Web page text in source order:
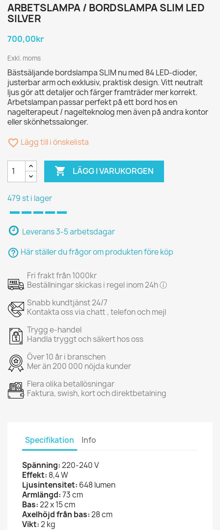
ARBETSLAMPA / BORDSLAMPA SLIM LED
SILVER
700,00kr
Exkl. moms
Bästsäljande bordslampa SLIM nu med 84 LED-dioder,
justerbar arm och exklusiv, praktisk design. Vitt neutralt
ljus gör att detaljer och färger framträder mer korrekt.
Arbetslampan passar perfekt på ett bord hos en
nagelterapeut / nagelteknolog men även på andra kontor
eller skönhetssalonger.
favorite_border Lägg till i önskelista
 LÄGG I VARUKORGEN
479 st i lager
Leverans 3-5 arbetsdagar
help_outline Här ställer du frågor om produkten före köp
Fri frakt från 1000kr
Beställningar skickas i regel inom 24h ⓘ
Snabb kundtjänst 24/7
Kontakta oss via chatt , telefon och mejl
Trygg e-handel
Handla tryggt och säkert hos oss
Över 10 år i branschen
Mer än 200 000 nöjda kunder
Flera olika betallösningar
Faktura, swish, kort och direktbetalning
Specifikation Info
Spänning:220-240 V
Effekt: 8,4 W
Ljusintensitet: 648 lumen
Armlängd:73 cm
Bas:22 x 15 cm
Axelhöjd från bas:28 cm
Vikt:2 kg